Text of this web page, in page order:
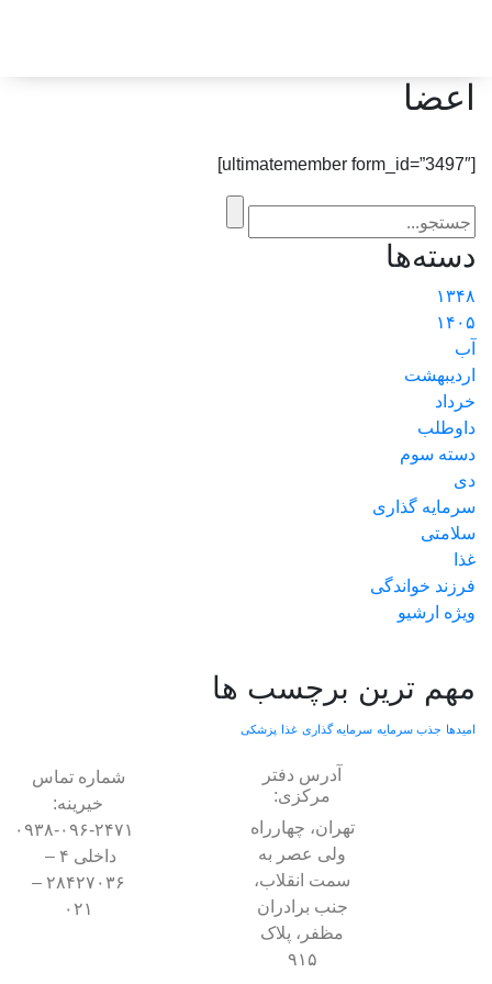
اعضا
[ultimatemember form_id=”3497″]
دسته‌ها
۱۳۴۸
۱۴۰۵
آب
اردیبهشت
خرداد
داوطلب
دسته سوم
دی
سرمایه گذاری
سلامتی
غذا
فرزند خواندگی
ویژه ارشیو
مهم ترین برچسب ها
امیدها جذب سرمایه سرمایه گذاری غذا پزشکی
آدرس دفتر
مرکزی:
تهران، چهارراه
ولی عصر به
سمت انقلاب،
جنب برادران
مظفر، پلاک
۹۱۵
شماره تماس
خیرینه:
۰۹۳۸-۰۹۶-۲۴۷۱
داخلی ۴ –
۲۸۴۲۷۰۳۶ –
۰۲۱